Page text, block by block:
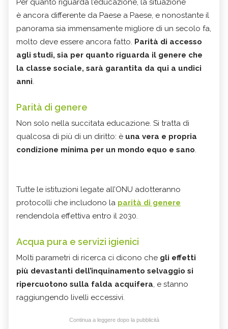
Per quanto riguarda l’educazione, la situazione
è ancora differente da Paese a Paese, e nonostante il
panorama sia immensamente migliore di un secolo fa,
molto deve essere ancora fatto. Parità di accesso
agli studi, sia per quanto riguarda il genere che
la classe sociale, sarà garantita da qui a undici
anni.
Parità di genere
Non solo nella succitata educazione. Si tratta di
qualcosa di più di un diritto: è una vera e propria
condizione minima per un mondo equo e sano.
Tutte le istituzioni legate all’ONU adotteranno
protocolli che includono la parità di genere
rendendola effettiva entro il 2030.
Acqua pura e servizi igienici
Molti parametri di ricerca ci dicono che gli effetti
più devastanti dell’inquinamento selvaggio si
ripercuotono sulla falda acquifera, e stanno
raggiungendo livelli eccessivi.
Continua a leggere dopo la pubblicità